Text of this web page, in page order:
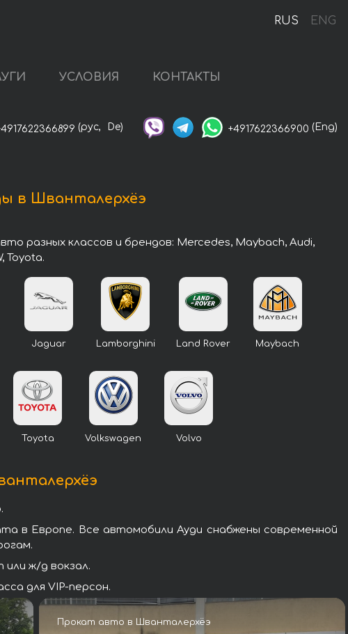
RUS ENG
УСЛОВИЯ КОНТАКТЫ
(рус, De) +4917622366900 (Eng)
в Шванталерхёэ
разных классов и брендов: Mercedes, Maybach, Audi,
Toyota.
Jaguar Lamborghini Land Rover Maybach
Toyota Volkswagen Volvo
в Европе. Все автомобили Ауди снабжены современной
ж/д вокзал.
для VIP-персон.
Прокат авто в Шванталерхёэ